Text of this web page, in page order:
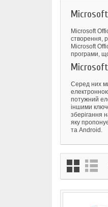
Microsoft
створення,
Microsoft
програми,
Серед них
потужний
іншими
зберігання
яку
та Android.